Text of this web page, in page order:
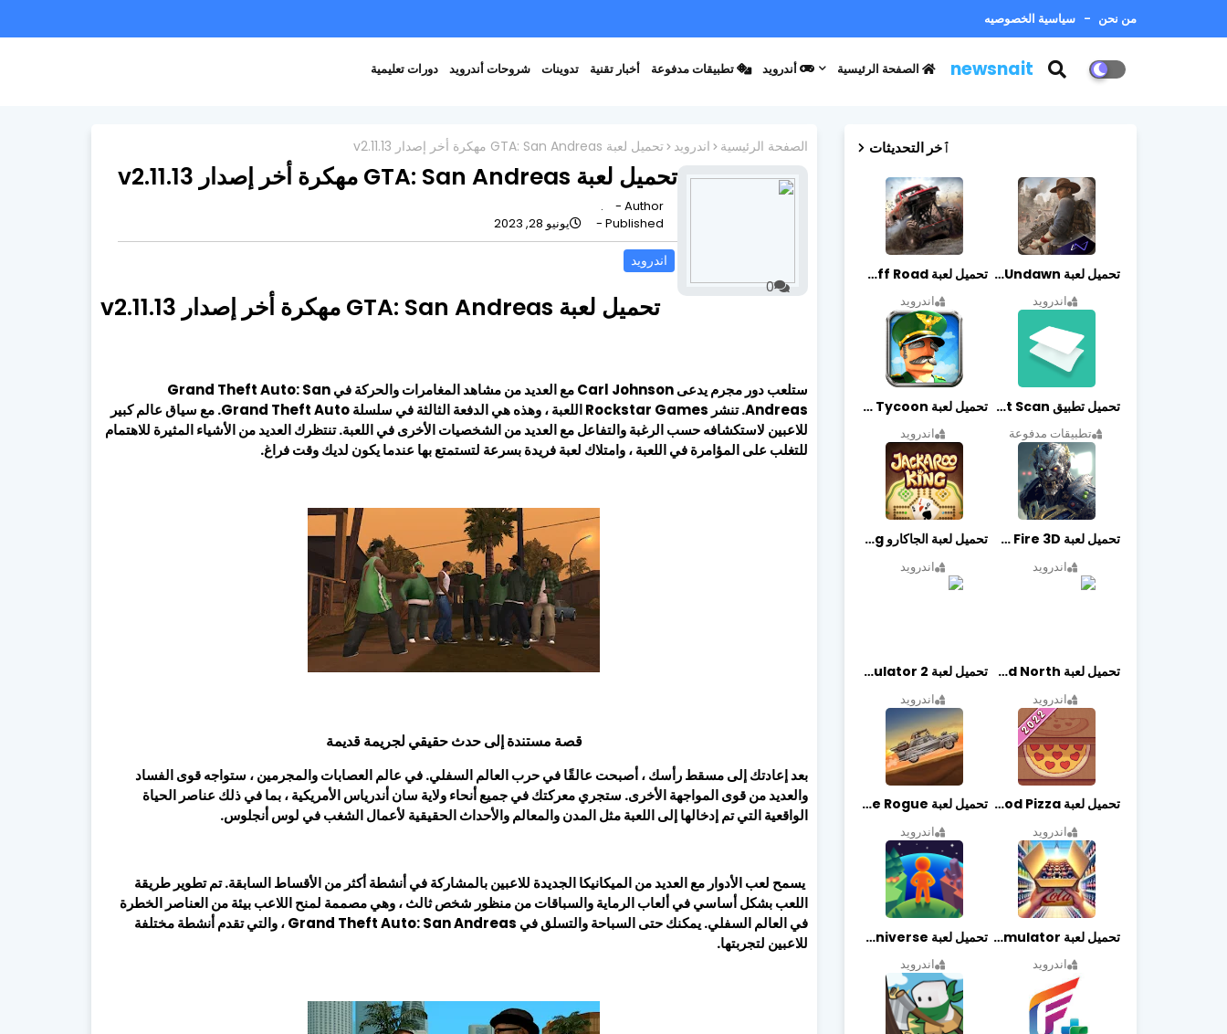
من نحن سياسية الخصوصيه
newsnait دورات تعليمية شروحات أندرويد تدوينات أخبار تقنية تطبيقات مدفوعة أندرويد الصفحة الرئيسية
الصفحة الرئيسية اندرويد تحميل لعبة GTA: San Andreas مهكرة أخر إصدار v2.11.13
تحميل لعبة GTA: San Andreas مهكرة أخر إصدار v2.11.13
Author -
.
Published -
يونيو 28, 2023
اندرويد
0
تحميل لعبة GTA: San Andreas مهكرة أخر إصدار v2.11.13
ستلعب دور مجرم يدعى Carl Johnson مع العديد من مشاهد المغامرات والحركة في Grand Theft Auto: San
Andreas. تنشر Rockstar Games اللعبة ، وهذه هي الدفعة الثالثة في سلسلة Grand Theft Auto. مع سياق عالم كبير
للاعبين لاستكشافه حسب الرغبة والتفاعل مع العديد من الشخصيات الأخرى في اللعبة. تنتظرك العديد من الأشياء المثيرة للاهتمام
للتغلب على المؤامرة في اللعبة ، وامتلاك لعبة فريدة بسرعة لتستمتع بها عندما يكون لديك وقت فراغ.
قصة مستندة إلى حدث حقيقي لجريمة قديمة
بعد إعادتك إلى مسقط رأسك ، أصبحت عالقًا في حرب العالم السفلي. في عالم العصابات والمجرمين ، ستواجه قوى الفساد
والعديد من قوى المواجهة الأخرى. ستجري معركتك في جميع أنحاء ولاية سان أندرياس الأمريكية ، بما في ذلك عناصر الحياة
الواقعية التي تم إدخالها إلى اللعبة مثل المدن والمعالم والأحداث الحقيقية لأعمال الشغب في لوس أنجلوس.
يسمح لعب الأدوار مع العديد من الميكانيكا الجديدة للاعبين بالمشاركة في أنشطة أكثر من الأقساط السابقة. تم تطوير طريقة
اللعب بشكل أساسي في ألعاب الرماية والسباقات من منظور شخص ثالث ، وهي مصممة لمنح اللاعب بيئة من العناصر الخطرة
في العالم السفلي. يمكنك حتى السباحة والتسلق في Grand Theft Auto: San Andreas ، والتي تقدم أنشطة مختلفة
للاعبين لتجربتها.
ٱخر التحديثات
تحميل لعبة Undawn مهكرة للأندرويد أخر إصدار | تحميل مباشر + موارد غير محدودة
اندرويد
تحميل لعبة Trucks Off Road مهكرة اخر اصدار
اندرويد
تحميل تطبيق vFlat Scan مهكر آخر إصدار
تطبيقات مدفوعة
تحميل لعبة Idle Military SCH Tycoon مهكرة آخر إصدار
اندرويد
تحميل لعبة Zombie Fire 3D مهكرة آخر إصدار
اندرويد
تحميل لعبة الجاكارو jackaroo king آخر إصدار
اندرويد
تحميل لعبة Bad North مهكرة آخر إصدار
اندرويد
تحميل لعبة Vegas crime simulator 2 مهكرة اخر اصدار
اندرويد
تحميل لعبة Good Pizza مهكرة اخر اصدار
اندرويد
تحميل لعبة Earn to Die Rogue مهكرة اخر اصدار
اندرويد
تحميل لعبة Retail Store Simulator مهكرة اخر اصدار
اندرويد
تحميل لعبة My Little Universe مهكرة أخر إصدار
اندرويد